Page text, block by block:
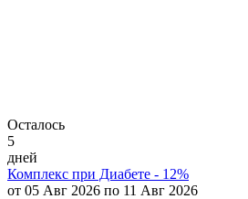
Осталось
5
дней
Комплекс при Диабете - 12%
от 05 Авг 2026 по 11 Авг 2026